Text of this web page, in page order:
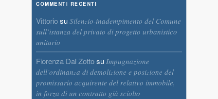
COMMENTI RECENTI
Vittoriosu Silenzio-inadempimento del Comune
sull’istanza del privato di progetto urbanistico
unitario
Fiorenza Dal Zottosu Impugnazione
dell’ordinanza di demolizione e posizione del
promissario acquirente del relativo immobile,
in forza di un contratto già sciolto